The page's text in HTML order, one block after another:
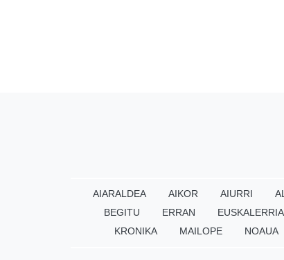
AIARALDEA AIKOR AIURRI
BEGITU
ERRAN
KRONIKA
MAILOPE NOAUA